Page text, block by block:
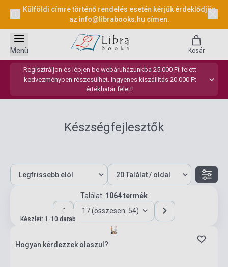
Külföldi címre történő rendelés esetén kérjük érdeklődjön
az info@librabooks.hu címen.
Regisztráljon és lépjen be webáruházunkba 25.000 Ft felett
kedvezményben részesülhet. Ingyenes kiszállítás 20.000 Ft
értékhatár felett!
Menü Kosár
Készségfejlesztők
Találat: 1064 termék
17 (összesen: 54)
Készlet: 1-10 darab
Hogyan kérdezzek olaszul?